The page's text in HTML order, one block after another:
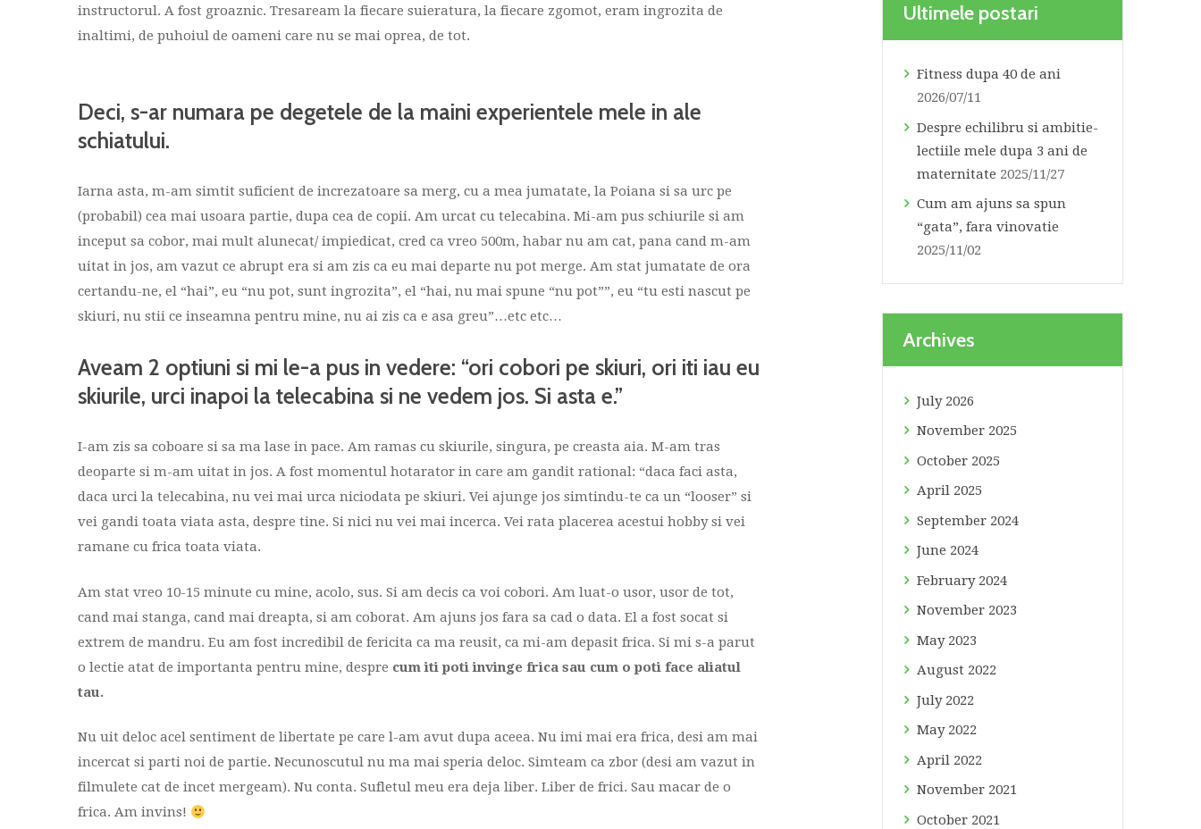
instructorul. A fost groaznic. Tresaream la fiecare suieratura, la fiecare zgomot, eram ingrozita de
inaltimi, de puhoiul de oameni care nu se mai oprea, de tot.
Deci, s-ar numara pe degetele de la maini experientele mele in ale
schiatului.
Iarna asta, m-am simtit suficient de increzatoare sa merg, cu a mea jumatate, la Poiana si sa urc pe
(probabil) cea mai usoara partie, dupa cea de copii. Am urcat cu telecabina. Mi-am pus schiurile si am
inceput sa cobor, mai mult alunecat/ impiedicat, cred ca vreo 500m, habar nu am cat, pana cand m-am
uitat in jos, am vazut ce abrupt era si am zis ca eu mai departe nu pot merge. Am stat jumatate de ora
certandu-ne, el “hai”, eu “nu pot, sunt ingrozita”, el “hai, nu mai spune “nu pot””, eu “tu esti nascut pe
skiuri, nu stii ce inseamna pentru mine, nu ai zis ca e asa greu”…etc etc…
Aveam 2 optiuni si mi le-a pus in vedere: “ori cobori pe skiuri, ori iti iau eu
skiurile, urci inapoi la telecabina si ne vedem jos. Si asta e.”
I-am zis sa coboare si sa ma lase in pace. Am ramas cu skiurile, singura, pe creasta aia. M-am tras
deoparte si m-am uitat in jos. A fost momentul hotarator in care am gandit rational: “daca faci asta,
daca urci la telecabina, nu vei mai urca niciodata pe skiuri. Vei ajunge jos simtindu-te ca un “looser” si
vei gandi toata viata asta, despre tine. Si nici nu vei mai incerca. Vei rata placerea acestui hobby si vei
ramane cu frica toata viata.
Am stat vreo 10-15 minute cu mine, acolo, sus. Si am decis ca voi cobori. Am luat-o usor, usor de tot,
cand mai stanga, cand mai dreapta, si am coborat. Am ajuns jos fara sa cad o data. El a fost socat si
extrem de mandru. Eu am fost incredibil de fericita ca ma reusit, ca mi-am depasit frica. Si mi s-a parut
o lectie atat de importanta pentru mine, despre cum iti poti invinge frica sau cum o poti face aliatul
tau.
Nu uit deloc acel sentiment de libertate pe care l-am avut dupa aceea. Nu imi mai era frica, desi am mai
incercat si parti noi de partie. Necunoscutul nu ma mai speria deloc. Simteam ca zbor (desi am vazut in
filmulete cat de incet mergeam). Nu conta. Sufletul meu era deja liber. Liber de frici. Sau macar de o
frica. Am invins!
Ultimele postari
Fitness dupa 40 de ani
2026/07/11
Despre echilibru si ambitie-
lectiile mele dupa 3 ani de
maternitate 2025/11/27
Cum am ajuns sa spun
“gata”, fara vinovatie
2025/11/02
Archives
July 2026
November 2025
October 2025
April 2025
September 2024
June 2024
February 2024
November 2023
May 2023
August 2022
July 2022
May 2022
April 2022
November 2021
October 2021